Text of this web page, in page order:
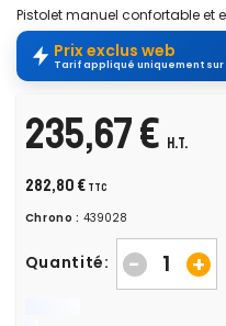
Pistolet manuel confortable et
Prix exclus web
Tarif appliqué uniquement
235,67 € H.T.
282,80 € TTC
Chrono : 439028
Quantité: +
-